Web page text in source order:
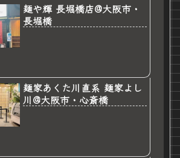
麺や輝 長堀橋店@大阪市・
長堀橋
麺家あくた川直系 麺家よし
川@大阪市・心斎橋